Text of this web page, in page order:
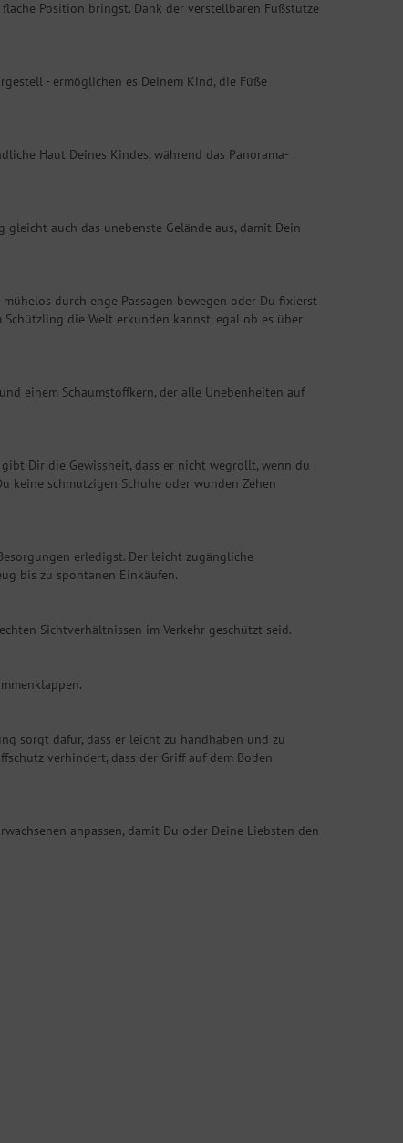
Position bringst. Dank der verstellbaren Fußstütze
- ermöglichen es Deinem Kind, die Füße
Haut Deines Kindes, während das Panorama-
auch das unebenste Gelände aus, damit Dein
durch enge Passagen bewegen oder Du fixierst
Schützling die Welt erkunden kannst, egal ob es über
einem Schaumstoffkern, der alle Unebenheiten auf
Dir die Gewissheit, dass er nicht wegrollt, wenn du
keine schmutzigen Schuhe oder wunden Zehen
erledigst. Der leicht zugängliche
bis zu spontanen Einkäufen.
Sichtverhältnissen im Verkehr geschützt seid.
sorgt dafür, dass er leicht zu handhaben und zu
verhindert, dass der Griff auf dem Boden
anpassen, damit Du oder Deine Liebsten den